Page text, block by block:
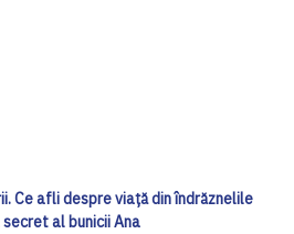
Ce afli despre viață din îndrăznelile
secret al bunicii Ana